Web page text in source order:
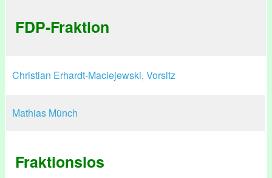
FDP-Fraktion
Christian Erhardt-Maciejewski, Vorsitz
Mathias Münch
Fraktionslos